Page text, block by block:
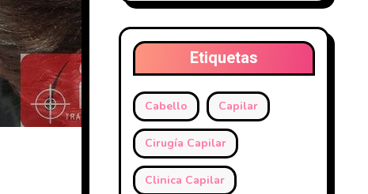
Etiquetas
Cabello Capilar
Cirugía Capilar
Clinica Capilar